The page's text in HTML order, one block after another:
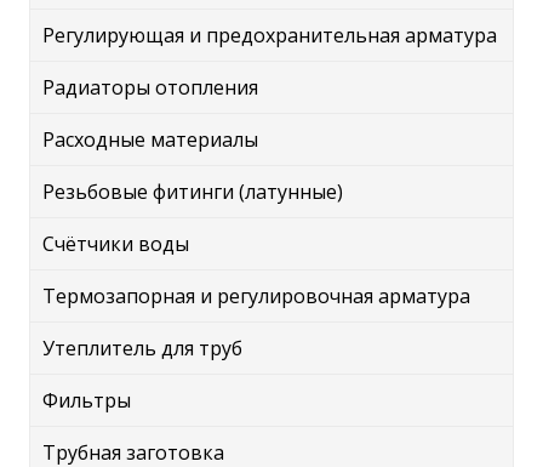
Регулирующая и предохранительная арматура
Радиаторы отопления
Расходные материалы
Резьбовые фитинги (латунные)
Счётчики воды
Термозапорная и регулировочная арматура
Утеплитель для труб
Фильтры
Трубная заготовка